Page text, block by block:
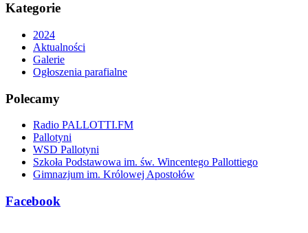
Kategorie
2024
Aktualności
Galerie
Ogłoszenia parafialne
Polecamy
Radio PALLOTTI.FM
Pallotyni
WSD Pallotyni
Szkoła Podstawowa im. św. Wincentego Pallottiego
Gimnazjum im. Królowej Apostołów
Facebook